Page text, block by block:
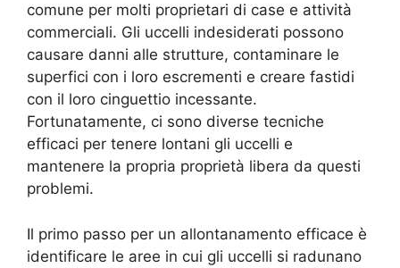
comune per molti proprietari di case e attività
commerciali. Gli uccelli indesiderati possono
causare danni alle strutture, contaminare le
superfici con i loro escrementi e creare fastidi
con il loro cinguettio incessante.
Fortunatamente, ci sono diverse tecniche
efficaci per tenere lontani gli uccelli e
mantenere la propria proprietà libera da questi
problemi.
Il primo passo per un allontanamento efficace è
identificare le aree in cui gli uccelli si radunano